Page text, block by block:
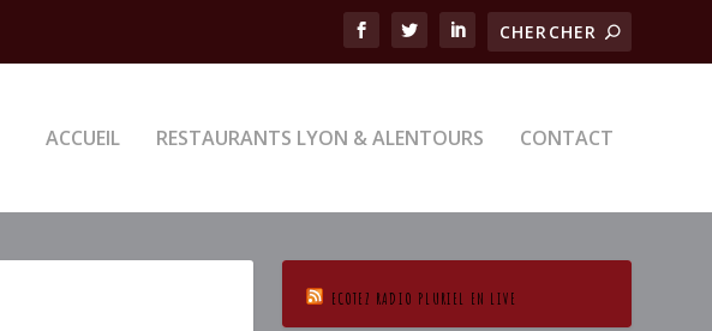
ACCUEIL RESTAURANTS LYON & ALENTOURS CONTACT
ECOTEZ RADIO PLURIEL EN LIVE